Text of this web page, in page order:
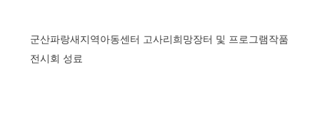
군산파랑새지역아동센터 고사리희망장터 및 프로그램작품
전시회 성료